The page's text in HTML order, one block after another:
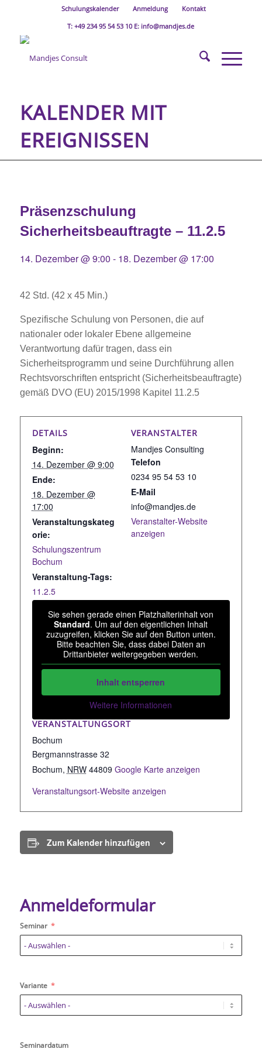
Schulungskalender Anmeldung
Kontakt
T: +49 234 95 54 53 10 E: info@mandjes.de
KALENDER MIT
EREIGNISSEN
Präsenzschulung
Sicherheitsbeauftragte – 11.2.5
14. Dezember @ 9:00 - 18. Dezember @ 17:00
42 Std. (42 x 45 Min.)
Spezifische Schulung von Personen, die auf
nationaler oder lokaler Ebene allgemeine
Verantwortung dafür tragen, dass ein
Sicherheitsprogramm und seine Durchführung allen
Rechtsvorschriften entspricht (Sicherheitsbeauftragte)
gemäß DVO (EU) 2015/1998 Kapitel 11.2.5
DETAILS
Beginn:
14. Dezember @ 9:00
Ende:
18. Dezember @
17:00
Veranstaltungskateg
orie:
Schulungszentrum
Bochum
Veranstaltung-Tags:
11.2.5
VERANSTALTER
Mandjes Consulting
Telefon
0234 95 54 53 10
E-Mail
info@mandjes.de
Veranstalter-Website
anzeigen
VERANSTALTUNGSORT
Bochum
Bergmannstrasse 32
Bochum, NRW 44809 Google Karte anzeigen
Veranstaltungsort-Website anzeigen
Sie sehen gerade einen Platzhalterinhalt von
Standard. Um auf den eigentlichen Inhalt
zuzugreifen, klicken Sie auf den Button unten.
Bitte beachten Sie, dass dabei Daten an
Drittanbieter weitergegeben werden.
Inhalt entsperren
Weitere Informationen
Zum Kalender hinzufügen
Anmeldeformular
Seminar
Variante
Seminardatum